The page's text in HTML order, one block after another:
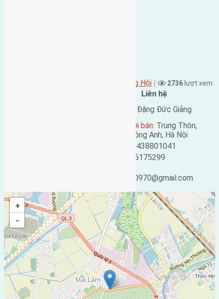
Xã Đông Hội | 2736 lượt xem
Liên hệ
Đặng Đức Giảng
Địa chỉ người bán: Trung Thôn,
Đông Hội, Đông Anh, Hà Nội
0438801041
0916175299
ducgiang090970@gmail.com
+
−